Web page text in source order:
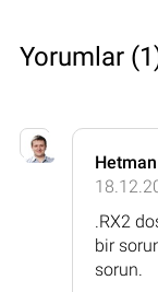
Yorumlar
.RX2
bir
sorun.